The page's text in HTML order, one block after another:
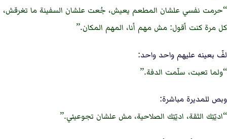
حرمت نفسي علشان المطعم يعيش، جُعت علشان السفينة ما تغرقش،
كل مرة كنت أقول: مش مهم أنا، المهم المكان.
لفّ بعينه عليهم واحد واحد:
ولما تعبت، سلّمت الدفة.
وبص للمديرة مباشرة:
اديّتِك الثقة، اديّتِك الصلاحية، مش علشان تجوعيني.